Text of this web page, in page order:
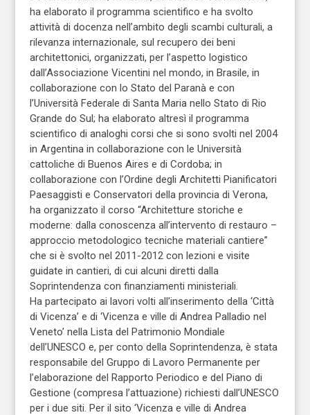
ha elaborato il programma scientifico e ha svolto
attività di docenza nell’ambito degli scambi culturali, a
rilevanza internazionale, sul recupero dei beni
architettonici, organizzati, per l’aspetto logistico
dall’Associazione Vicentini nel mondo, in Brasile, in
collaborazione con lo Stato del Paranà e con
l’Università Federale di Santa Maria nello Stato di Rio
Grande do Sul; ha elaborato altresì il programma
scientifico di analoghi corsi che si sono svolti nel 2004
in Argentina in collaborazione con le Università
cattoliche di Buenos Aires e di Cordoba; in
collaborazione con l’Ordine degli Architetti Pianificatori
Paesaggisti e Conservatori della provincia di Verona,
ha organizzato il corso “Architetture storiche e
moderne: dalla conoscenza all’intervento di restauro –
approccio metodologico tecniche materiali cantiere”
che si è svolto nel 2011-2012 con lezioni e visite
guidate in cantieri, di cui alcuni diretti dalla
Soprintendenza con finanziamenti ministeriali.
Ha partecipato ai lavori volti all’inserimento della ‘Città
di Vicenza’ e di ‘Vicenza e ville di Andrea Palladio nel
Veneto’ nella Lista del Patrimonio Mondiale
dell’UNESCO e, per conto della Soprintendenza, è stata
responsabile del Gruppo di Lavoro Permanente per
l’elaborazione del Rapporto Periodico e del Piano di
Gestione (compresa l’attuazione) richiesti dall’UNESCO
per i due siti. Per il sito ‘Vicenza e ville di Andrea